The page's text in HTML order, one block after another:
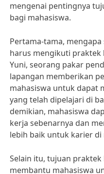
mengenai pentingnya
bagi mahasiswa.
Pertama-tama,
harus mengikuti praktek
Yuni, seorang pakar
lapangan memberikan
mahasiswa untuk dapat
yang telah dipelajari di
demikian, mahasiswa
kerja sebenarnya dan
lebih baik untuk karier di
Selain itu, tujuan
membantu mahasiswa